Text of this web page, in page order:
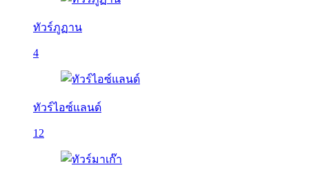
ทัวร์ภูฏาน
4
ทัวร์ไอซ์แลนด์
12